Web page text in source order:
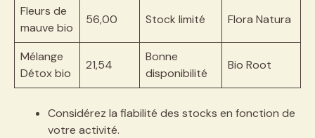
Fleurs de
mauve bio
56,00 Stock limité Flora Natura
Mélange
Détox bio
21,54
Bonne
disponibilité
Bio Root
Considérez la fiabilité des stocks en fonction de
votre activité.